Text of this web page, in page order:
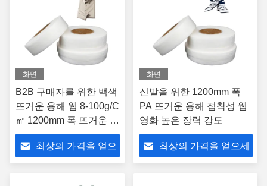
화면
B2B 구매자를 위한 백색
뜨거운 용해 웹 8-100g/C
㎡ 1200mm 폭 뜨거운 용
해 접착성 웹
최상의 가격을 얻으
화면
신발을 위한 1200mm 폭
PA 뜨거운 용해 접착성 웹
영화 높은 장력 강도
최상의 가격을 얻으세